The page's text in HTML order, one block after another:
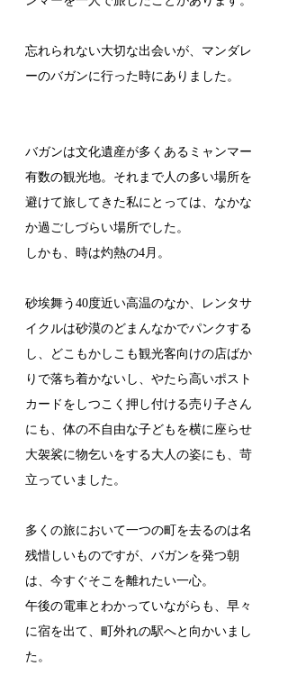
忘れられない大切な出会いが、マンダレ
ーのバガンに行った時にありました。
バガンは文化遺産が多くあるミャンマー
有数の観光地。それまで人の多い場所を
避けて旅してきた私にとっては、なかな
か過ごしづらい場所でした。
しかも、時は灼熱の4月。
砂埃舞う40度近い高温のなか、レンタサ
イクルは砂漠のどまんなかでパンクする
し、どこもかしこも観光客向けの店ばか
りで落ち着かないし、やたら高いポスト
カードをしつこく押し付ける売り子さん
にも、体の不自由な子どもを横に座らせ
大袈裟に物乞いをする大人の姿にも、苛
立っていました。
多くの旅において一つの町を去るのは名
残惜しいものですが、バガンを発つ朝
は、今すぐそこを離れたい一心。
午後の電車とわかっていながらも、早々
に宿を出て、町外れの駅へと向かいまし
た。